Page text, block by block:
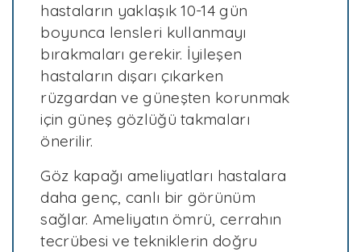
hastaların yaklaşık 10-14 gün
boyunca lensleri kullanmayı
bırakmaları gerekir. İyileşen
hastaların dışarı çıkarken
rüzgardan ve güneşten korunmak
için güneş gözlüğü takmaları
önerilir.
Göz kapağı ameliyatları hastalara
daha genç, canlı bir görünüm
sağlar. Ameliyatın ömrü, cerrahın
tecrübesi ve tekniklerin doğru